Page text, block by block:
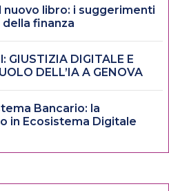
nuovo libro: i suggerimenti
finanza
GIUSTIZIA DIGITALE E
DELL’IA A GENOVA
Bancario: la
in Ecosistema Digitale